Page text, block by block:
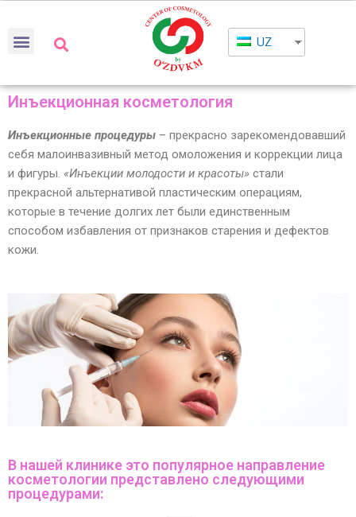
UZ
Инъекционная косметология
Инъекционные процедуры – прекрасно зарекомендовавший
себя малоинвазивный метод омоложения и коррекции лица
и фигуры. «Инъекции молодости и красоты» стали
прекрасной альтернативой пластическим операциям,
которые в течение долгих лет были единственным
способом избавления от признаков старения и дефектов
кожи.
В нашей клинике это популярное направление
косметологии представлено следующими
процедурами: